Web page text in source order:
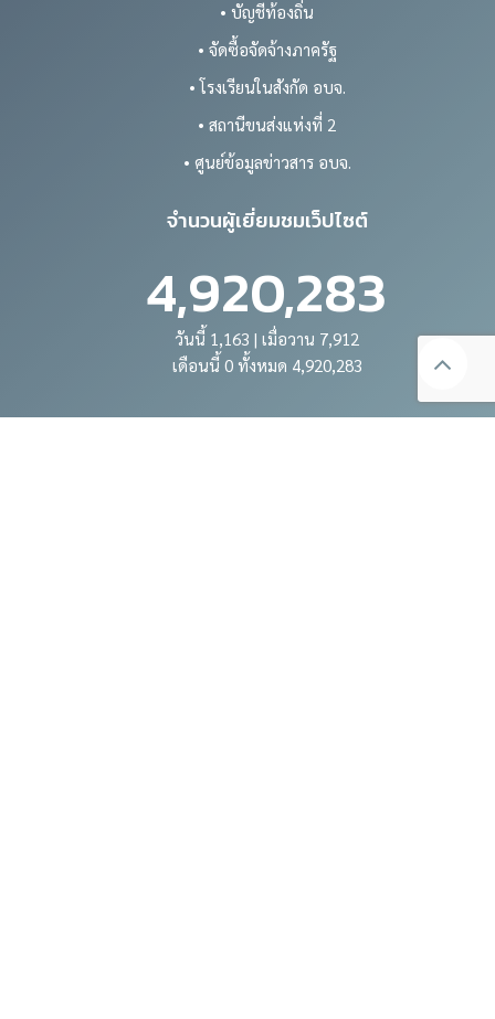
• บัญชีท้องถิ่น
• จัดซื้อจัดจ้างภาครัฐ
• โรงเรียนในสังกัด อบจ.
• สถานีขนส่งแห่งที่ 2
• ศูนย์ข้อมูลข่าวสาร อบจ.
จำนวนผู้เยี่ยมชมเว็ปไซต์
4,920,283
วันนี้ 1,163 | เมื่อวาน 7,912
เดือนนี้ 0 ทั้งหมด 4,920,283